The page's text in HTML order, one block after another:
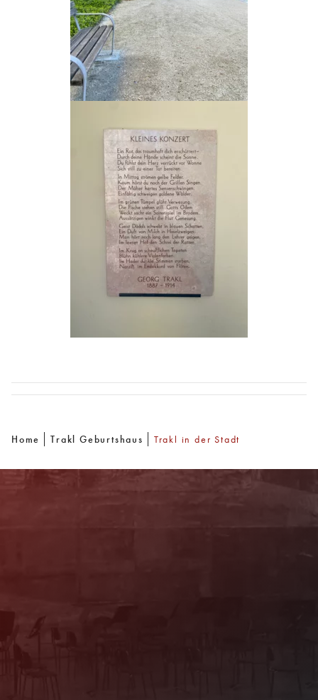
Home Trakl Geburtshaus Trakl in der Stadt